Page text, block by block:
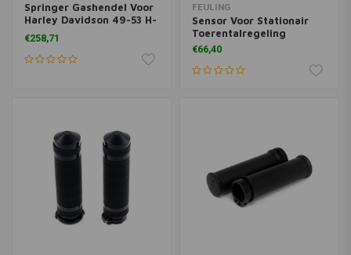
Springer Gashendel Voor
Harley Davidson 49-53 H-
D
€258,71
FEULING
Sensor Voor Stationair
Toerentalregeling
€66,40